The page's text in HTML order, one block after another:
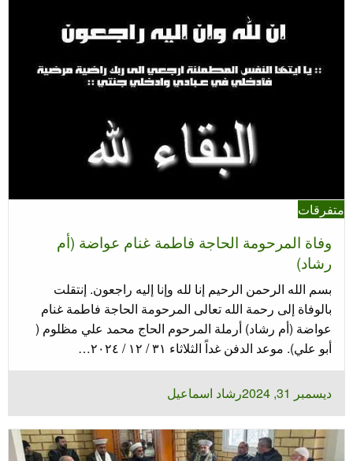
متفرقات
وفاة المرحومة الحاجة فاطمة غنام عواضة (أم
رشاد)
بسم الله الرحمن الرحيم إنا لله وإنا إليه راجعون. إنتقلت
بالوفاة إلى رحمة الله تعالى المرحومة الحاجة فاطمة غنام
عواضة (أم رشاد) أرملة المرحوم الحاج محمد علي مظلوم (
أبو علي). موعد الدفن غداً الثلاثاء ٣١ / ١٢ / ٢٠٢٤…
نُشر
في
ديسمبر 31, 2024 رشاد اسماعيل